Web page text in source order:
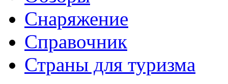
Снаряжение
Справочник
Страны для туризма